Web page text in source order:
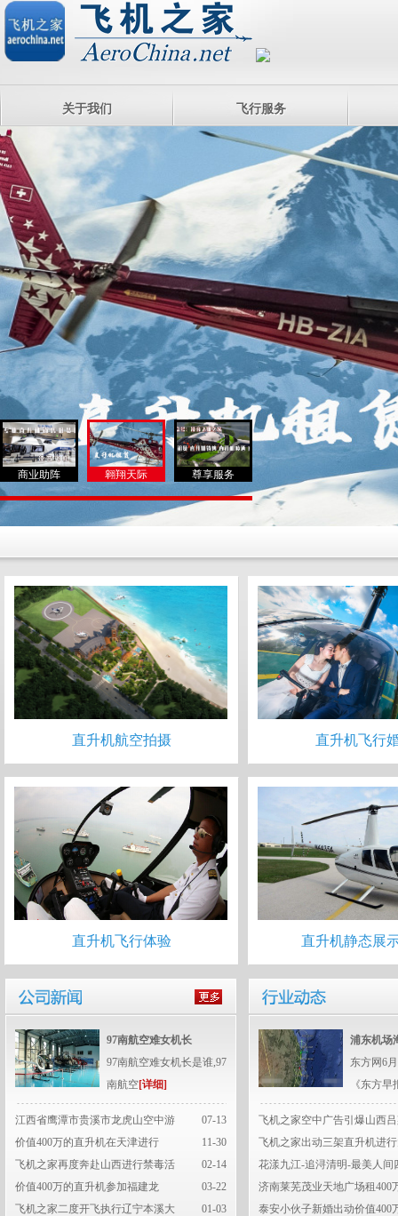
关于我们 飞行服务
商业助阵 翱翔天际 尊享服务
直升机航空拍摄 直升机飞行
直升机飞行体验 直升机静态展
97南航空难女机长
97南航空难女机长是谁,97
南航空[详细]
07-13
江西省鹰潭市贵溪市龙虎山空中游
11-30
价值400万的直升机在天津进行
02-14
飞机之家再度奔赴山西进行禁毒活
03-22
价值400万的直升机参加福建龙
01-03
飞机之家二度开飞执行辽宁本溪大
浦东机场
东方网6
《东方早
飞机之家空中广告引爆山西
飞机之家出动三架直升机进
花漾九江-追浔清明-最美人间
济南莱芜茂业天地广场租400
泰安小伙子新婚出动价值400